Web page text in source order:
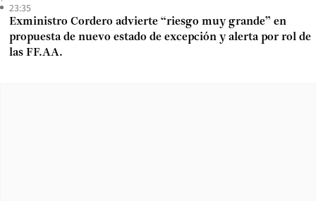
23:35
Exministro Cordero advierte “riesgo muy grande” en
propuesta de nuevo estado de excepción y alerta por rol de
las FF.AA.